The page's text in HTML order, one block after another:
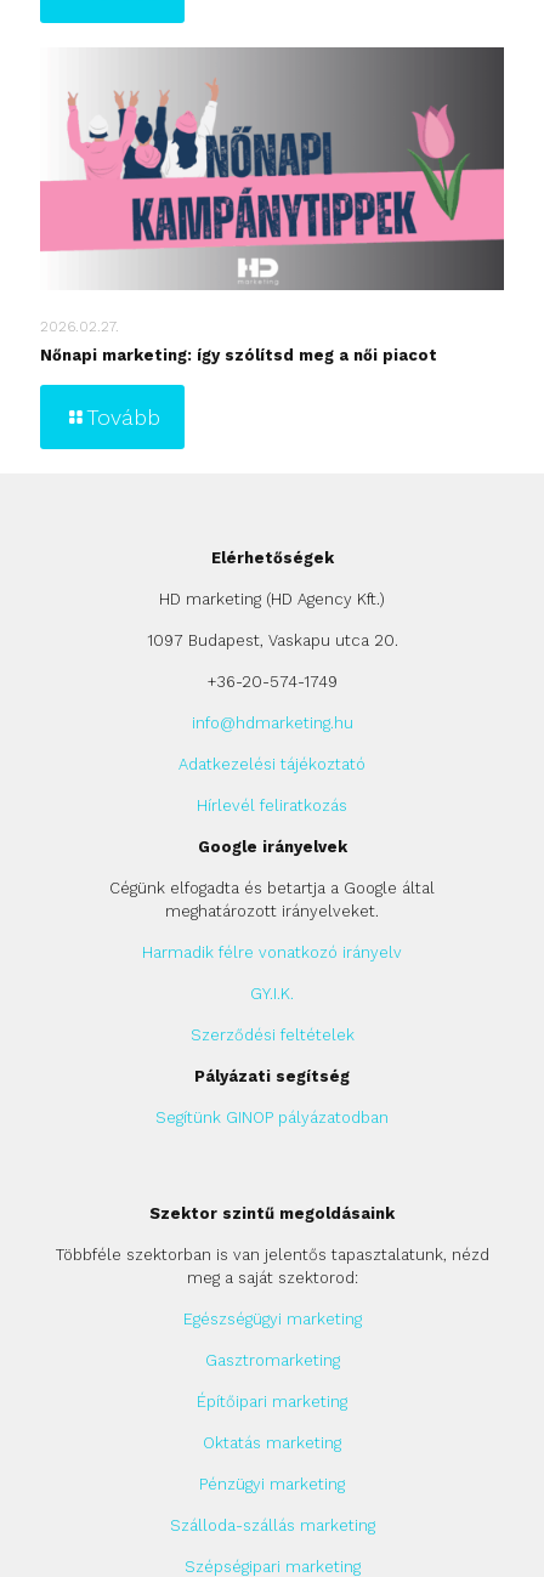
2026.02.27.
Nőnapi marketing: így szólítsd meg a női piacot
Tovább
Elérhetőségek
HD marketing (HD Agency Kft.)
1097 Budapest, Vaskapu utca 20.
+36-20-574-1749
info@hdmarketing.hu
Adatkezelési tájékoztató
Hírlevél feliratkozás
Google irányelvek
Cégünk elfogadta és betartja a Google által
meghatározott irányelveket.
Harmadik félre vonatkozó irányelv
GY.I.K.
Szerződési feltételek
Pályázati segítség
Segítünk GINOP pályázatodban
Szektor szintű megoldásaink
Többféle szektorban is van jelentős tapasztalatunk, nézd
meg a saját szektorod:
Egészségügyi marketing
Gasztromarketing
Építőipari marketing
Oktatás marketing
Pénzügyi marketing
Szálloda-szállás marketing
Szépségipari marketing